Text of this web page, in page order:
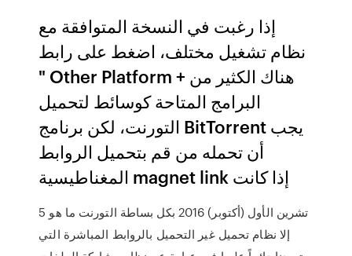
إذا رغبت في النسخة المتوافقة مع
نظام تشغيل مختلف، اضغط على رابط
" Other Platform + هناك الكثير من
البرامج المتاحة كوسائط لتحميل
التورنت، لكن برنامج BitTorrent يجب
أن تحمله من قم بتحميل الروابط
المغناطيسية magnet link إذا كانت
5 تشرين الأول (أكتوبر) 2016 بكل بساطة التورنت ما هو
إلا نظام تحميل غير التحميل بالروابط المباشرة التي